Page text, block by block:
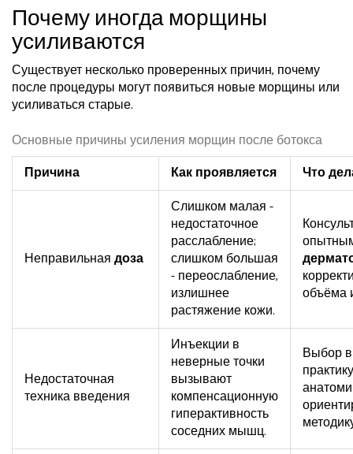
Почему иногда морщины
усиливаются
Существует несколько проверенных причин, почему
после процедуры могут появиться новые морщины или
усиливаться старые.
Основные причины усиления морщин после ботокса
Причина
Как проявляется Что
Неправильнаядоза
Слишком малая -
недостаточное
расслабление;
слишком большая
- переослабление,
излишнее
растяжение кожи.
объёма
Недостаточная
техника введения
Инъекции в
неверные точки
вызывают
компенсационную
гиперактивность
соседних мышц.
Выбор